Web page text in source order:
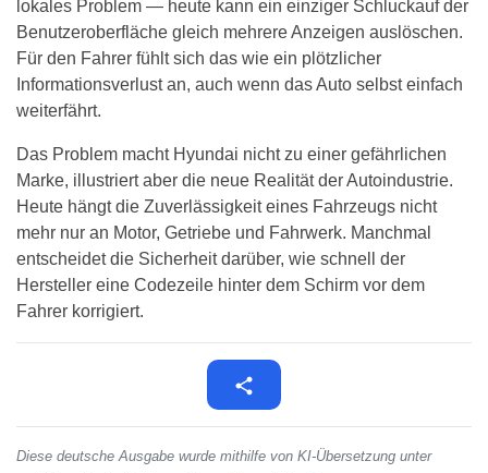
lokales Problem — heute kann ein einziger Schluckauf der
Benutzeroberfläche gleich mehrere Anzeigen auslöschen.
Für den Fahrer fühlt sich das wie ein plötzlicher
Informationsverlust an, auch wenn das Auto selbst einfach
weiterfährt.
Das Problem macht Hyundai nicht zu einer gefährlichen
Marke, illustriert aber die neue Realität der Autoindustrie.
Heute hängt die Zuverlässigkeit eines Fahrzeugs nicht
mehr nur an Motor, Getriebe und Fahrwerk. Manchmal
entscheidet die Sicherheit darüber, wie schnell der
Hersteller eine Codezeile hinter dem Schirm vor dem
Fahrer korrigiert.
Diese deutsche Ausgabe wurde mithilfe von KI-Übersetzung unter